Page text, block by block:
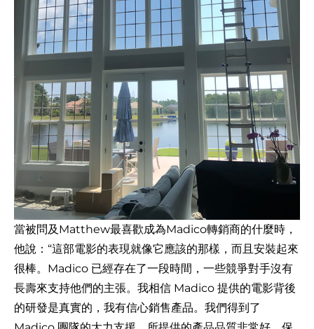
當被問及Matthew最喜歡成為Madico轉銷商的什麼時，
他說：“這部電影的表現就像它應該的那樣，而且安裝起來
很棒。Madico 已經存在了一段時間，一些競爭對手沒有
長壽來支持他們的主張。我相信 Madico 提供的電影背後
的研發是真實的，我有信心銷售產品。我們得到了